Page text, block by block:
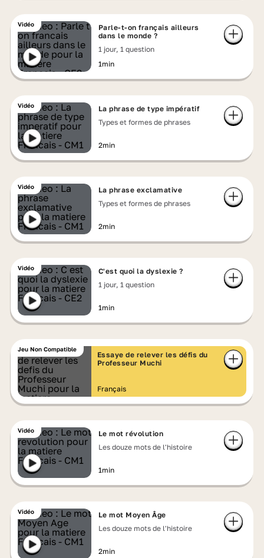
Vidéo
Parle-t-on français ailleurs
dans le monde ?
1 jour, 1 question
1min
Vidéo
La phrase de type impératif
Types et formes de phrases
2min
Vidéo
La phrase exclamative
Types et formes de phrases
2min
Vidéo
C'est quoi la dyslexie ?
1 jour, 1 question
1min
Jeu Non Compatible
Essaye de relever les défis du
Professeur Muchi
Français
Vidéo
Le mot révolution
Les douze mots de l'histoire
1min
Vidéo
Le mot Moyen Âge
Les douze mots de l'histoire
2min